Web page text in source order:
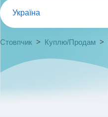
Україна
Стовпчик > Куплю/Продам >